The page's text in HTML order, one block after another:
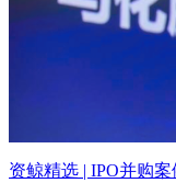
资鲸精选 | IPO并购